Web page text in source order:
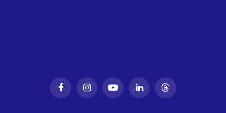
FacebookInstagramYouTubeLinkedInThreads